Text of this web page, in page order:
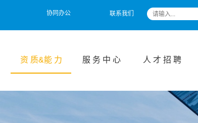
协同办公 联系我们
资 质&能 力 服 务 中 心 人 才 招 聘